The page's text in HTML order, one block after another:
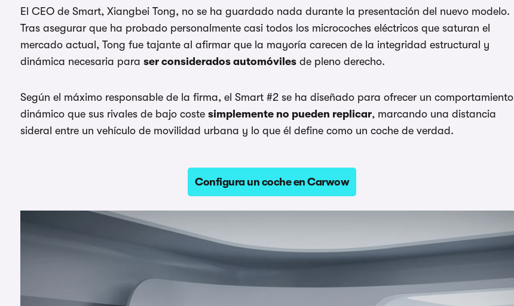
El CEO de Smart, Xiangbei Tong, no se ha guardado nada durante la presentación del nuevo modelo.
Tras asegurar que ha probado personalmente casi todos los microcoches eléctricos que saturan el
mercado actual, Tong fue tajante al afirmar que la mayoría carecen de la integridad estructural y
dinámica necesaria para ser considerados automóviles de pleno derecho.
Según el máximo responsable de la firma, el Smart #2 se ha diseñado para ofrecer un comportamiento
dinámico que sus rivales de bajo coste simplemente no pueden replicar, marcando una distancia
sideral entre un vehículo de movilidad urbana y lo que él define como un coche de verdad.
Configura un coche en Carwow